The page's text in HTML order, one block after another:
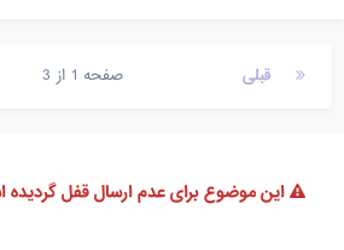
قبلی صفحه 1 از 3
این موضوع برای عدم ارسال قفل گردیده